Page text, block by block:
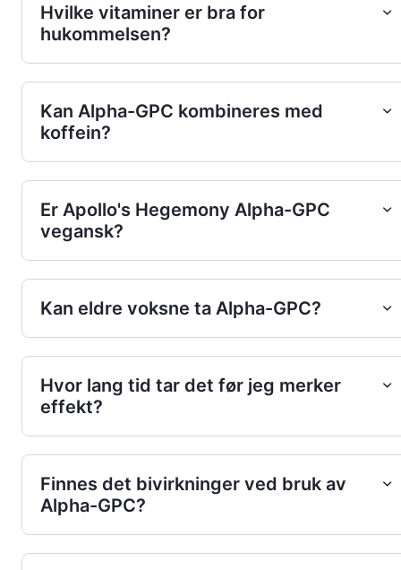
Hvilke vitaminer er bra for
hukommelsen?
Kan Alpha-GPC kombineres med
koffein?
Er Apollo's Hegemony Alpha-GPC
vegansk?
Kan eldre voksne ta Alpha-GPC?
Hvor lang tid tar det før jeg merker
effekt?
Finnes det bivirkninger ved bruk av
Alpha-GPC?